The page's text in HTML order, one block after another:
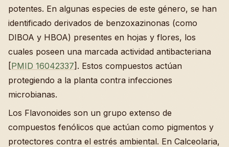
potentes. En algunas especies de este género, se han
identificado derivados de benzoxazinonas (como
DIBOA y HBOA) presentes en hojas y flores, los
cuales poseen una marcada actividad antibacteriana
[PMID 16042337]. Estos compuestos actúan
protegiendo a la planta contra infecciones
microbianas.
Los Flavonoides son un grupo extenso de
compuestos fenólicos que actúan como pigmentos y
protectores contra el estrés ambiental. En Calceolaria,